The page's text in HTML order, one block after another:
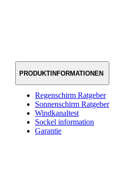
PRODUKTINFORMATIONEN
Regenschirm Ratgeber
Sonnenschirm Ratgeber
Windkanaltest
Sockel information
Garantie